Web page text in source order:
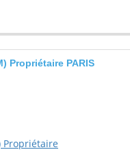
Propriétaire PARIS
Propriétaire